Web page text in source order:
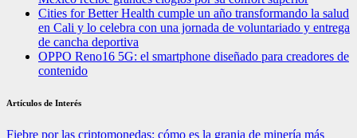
Cities for Better Health cumple un año transformando la salud
en Cali y lo celebra con una jornada de voluntariado y entrega
de cancha deportiva
OPPO Reno16 5G: el smartphone diseñado para creadores de
contenido
Artículos de Interés
Fiebre por las criptomonedas: cómo es la granja de minería más